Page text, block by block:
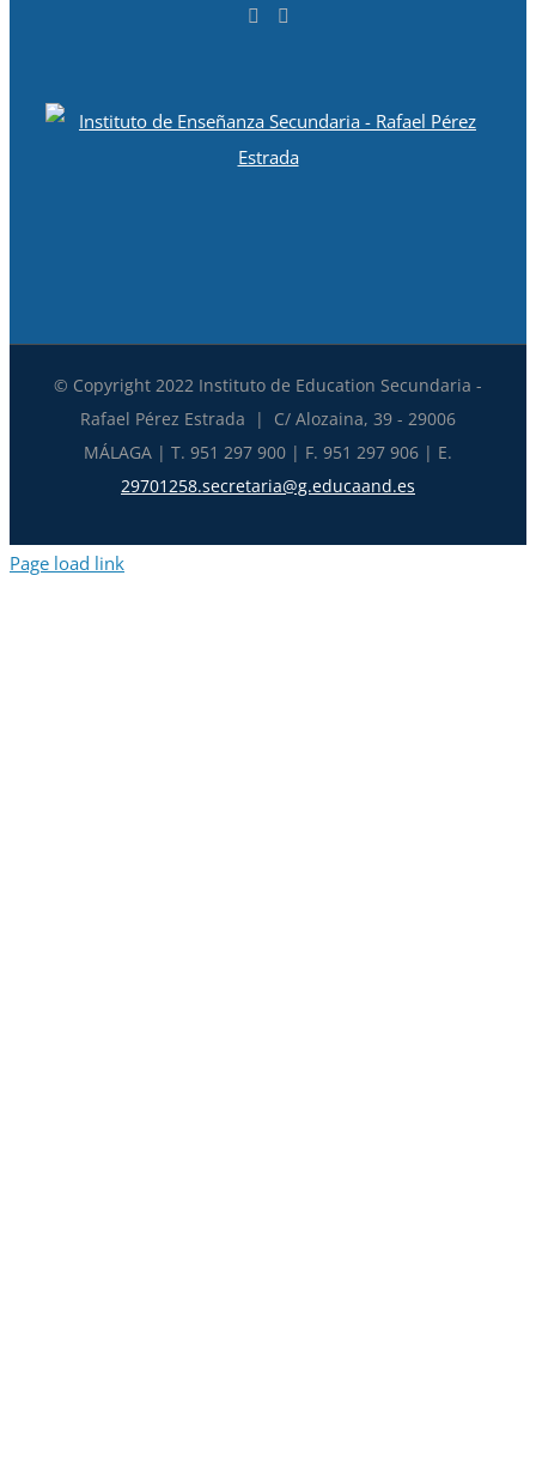
© Copyright 2022 Instituto de Education Secundaria -
Rafael Pérez Estrada | C/ Alozaina, 39 - 29006
MÁLAGA | T. 951 297 900 | F. 951 297 906 | E.
29701258.secretaria@g.educaand.es
Page load link